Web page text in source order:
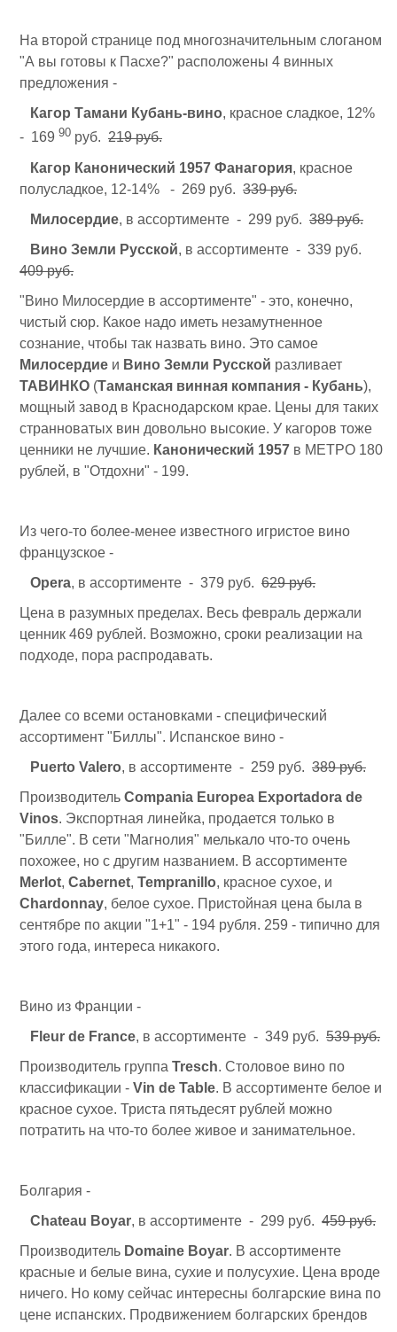
На второй странице под многозначительным слоганом
"А вы готовы к Пасхе?" расположены 4 винных
предложения -
Кагор Тамани Кубань-вино, красное сладкое, 12%
- 169 90 руб. 219 руб.
Кагор Канонический 1957 Фанагория, красное
полусладкое, 12-14% - 269 руб. 339 руб.
Милосердие, в ассортименте - 299 руб. 389 руб.
Вино Земли Русской, в ассортименте - 339 руб.
409 руб.
"Вино Милосердие в ассортименте" - это, конечно,
чистый сюр. Какое надо иметь незамутненное
сознание, чтобы так назвать вино. Это самое
Милосердие и Вино Земли Русской разливает
ТАВИНКО (Таманская винная компания - Кубань),
мощный завод в Краснодарском крае. Цены для таких
странноватых вин довольно высокие. У кагоров тоже
ценники не лучшие. Канонический 1957 в МЕТРО 180
рублей, в "Отдохни" - 199.
Из чего-то более-менее известного игристое вино
французское -
Opera, в ассортименте - 379 руб. 629 руб.
Цена в разумных пределах. Весь февраль держали
ценник 469 рублей. Возможно, сроки реализации на
подходе, пора распродавать.
Далее со всеми остановками - специфический
ассортимент "Биллы". Испанское вино -
Puerto Valero, в ассортименте - 259 руб. 389 руб.
Производитель Compania Europea Exportadora de
Vinos. Экспортная линейка, продается только в
"Билле". В сети "Магнолия" мелькало что-то очень
похожее, но с другим названием. В ассортименте
Merlot, Cabernet, Tempranillo, красное сухое, и
Chardonnay, белое сухое. Пристойная цена была в
сентябре по акции "1+1" - 194 рубля. 259 - типично для
этого года, интереса никакого.
Вино из Франции -
Fleur de France, в ассортименте - 349 руб. 539 руб.
Производитель группа Tresch. Столовое вино по
классификации - Vin de Table. В ассортименте белое и
красное сухое. Триста пятьдесят рублей можно
потратить на что-то более живое и занимательное.
Болгария -
Chateau Boyar, в ассортименте - 299 руб. 459 руб.
Производитель Domaine Boyar. В ассортименте
красные и белые вина, сухие и полусухие. Цена вроде
ничего. Но кому сейчас интересны болгарские вина по
цене испанских. Продвижением болгарских брендов